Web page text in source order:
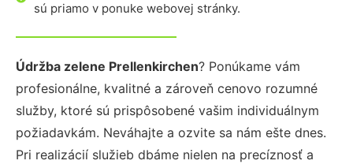
sú priamo v ponuke webovej stránky.
Údržba zelene Prellenkirchen? Ponúkame vám
profesionálne, kvalitné a zároveň cenovo rozumné
služby, ktoré sú prispôsobené vašim individuálnym
požiadavkám. Neváhajte a ozvite sa nám ešte dnes.
Pri realizácií služieb dbáme nielen na precíznosť a